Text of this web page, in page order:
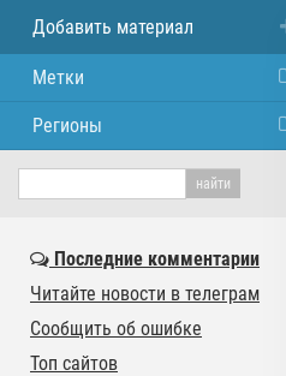
Добавить материал
Метки
Регионы
Последние комментарии
Читайте новости в телеграм
Сообщить об ошибке
Топ сайтов